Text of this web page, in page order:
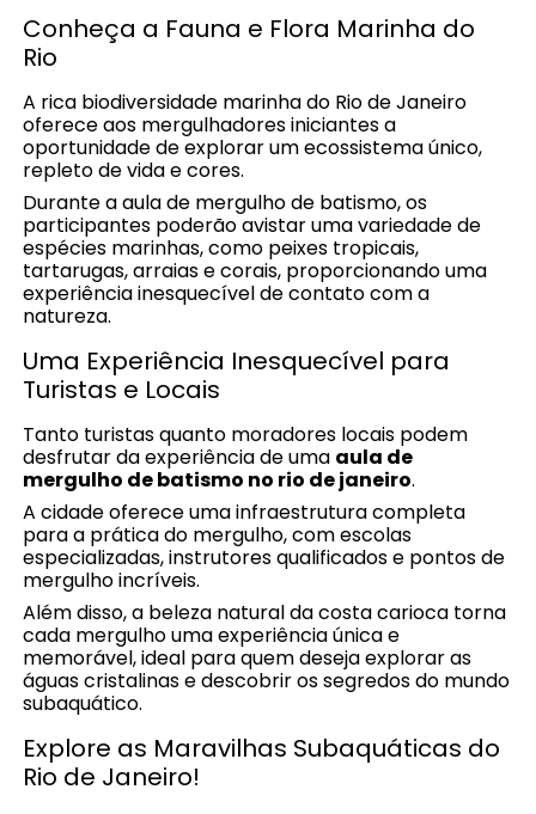
Conheça a Fauna e Flora Marinha do
Rio
A rica biodiversidade marinha do Rio de Janeiro
oferece aos mergulhadores iniciantes a
oportunidade de explorar um ecossistema único,
repleto de vida e cores.
Durante a aula de mergulho de batismo, os
participantes poderão avistar uma variedade de
espécies marinhas, como peixes tropicais,
tartarugas, arraias e corais, proporcionando uma
experiência inesquecível de contato com a
natureza.
Uma Experiência Inesquecível para
Turistas e Locais
Tanto turistas quanto moradores locais podem
desfrutar da experiência de uma aula de
mergulho de batismo no rio de janeiro.
A cidade oferece uma infraestrutura completa
para a prática do mergulho, com escolas
especializadas, instrutores qualificados e pontos de
mergulho incríveis.
Além disso, a beleza natural da costa carioca torna
cada mergulho uma experiência única e
memorável, ideal para quem deseja explorar as
águas cristalinas e descobrir os segredos do mundo
subaquático.
Explore as Maravilhas Subaquáticas do
Rio de Janeiro!